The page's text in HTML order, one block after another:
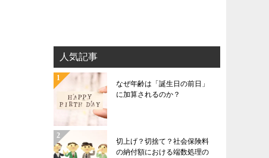
人気記事
なぜ年齢は「誕生日の前日」
に加算されるのか？
切上げ？切捨て？社会保険料
の納付額における端数処理の